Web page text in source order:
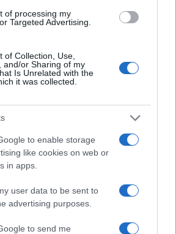
of processing my
Targeted Advertising.
of Collection, Use,
and/or Sharing of my
Is Unrelated with the
it was collected.
to enable storage
like cookies on web or
in apps.
user data to be sent to
advertising purposes.
to send me